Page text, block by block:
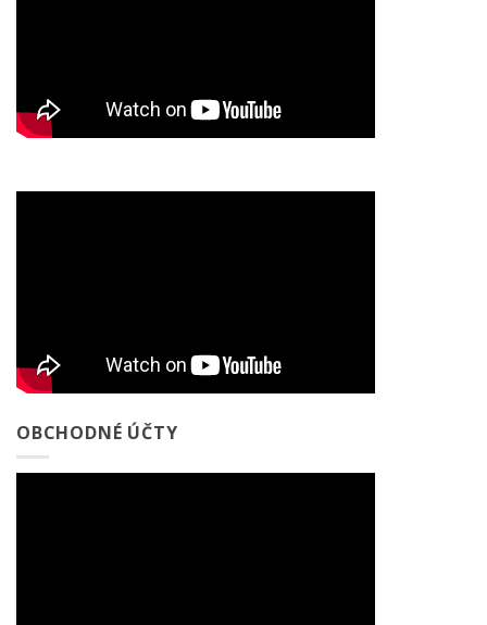
OBCHODNÉ ÚČTY